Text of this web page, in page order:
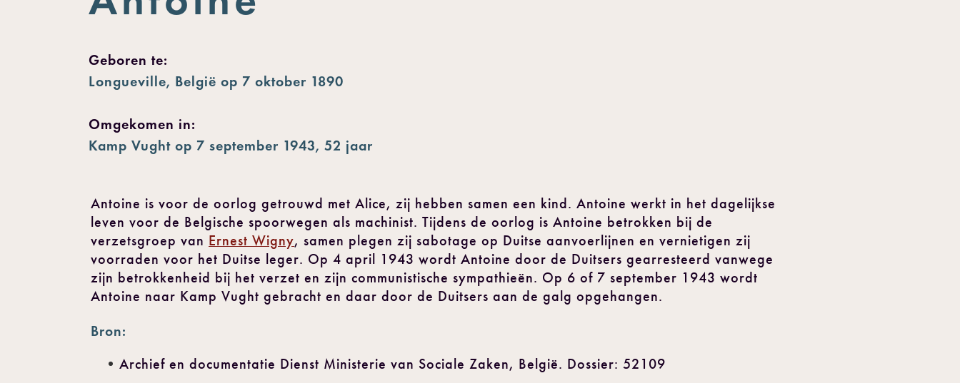
Geboren te:
Longueville, België op 7 oktober 1890
Omgekomen in:
Kamp Vught op 7 september 1943, 52 jaar
Antoine is voor de oorlog getrouwd met Alice, zij hebben samen een kind. Antoine werkt in het dagelijkse
leven voor de Belgische spoorwegen als machinist. Tijdens de oorlog is Antoine betrokken bij de
verzetsgroep van Ernest Wigny, samen plegen zij sabotage op Duitse aanvoerlijnen en vernietigen zij
voorraden voor het Duitse leger. Op 4 april 1943 wordt Antoine door de Duitsers gearresteerd vanwege
zijn betrokkenheid bij het verzet en zijn communistische sympathieën. Op 6 of 7 september 1943 wordt
Antoine naar Kamp Vught gebracht en daar door de Duitsers aan de galg opgehangen.
Bron:
Archief en documentatie Dienst Ministerie van Sociale Zaken, België. Dossier: 52109